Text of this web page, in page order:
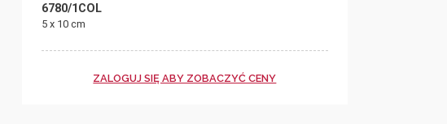
6780/1COL
5 x 10 cm
ZALOGUJ SIĘ ABY ZOBACZYĆ CENY